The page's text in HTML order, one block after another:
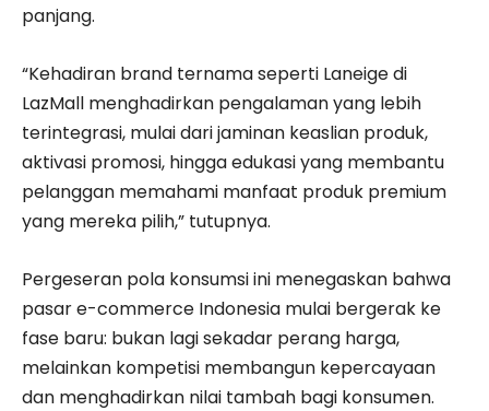
panjang.
“Kehadiran brand ternama seperti Laneige di
LazMall menghadirkan pengalaman yang lebih
terintegrasi, mulai dari jaminan keaslian produk,
aktivasi promosi, hingga edukasi yang membantu
pelanggan memahami manfaat produk premium
yang mereka pilih,” tutupnya.
Pergeseran pola konsumsi ini menegaskan bahwa
pasar e-commerce Indonesia mulai bergerak ke
fase baru: bukan lagi sekadar perang harga,
melainkan kompetisi membangun kepercayaan
dan menghadirkan nilai tambah bagi konsumen.